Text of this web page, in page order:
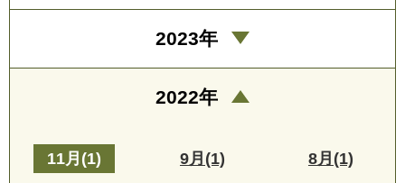
2023年
2022年
11月(1) 9月(1) 8月(1)